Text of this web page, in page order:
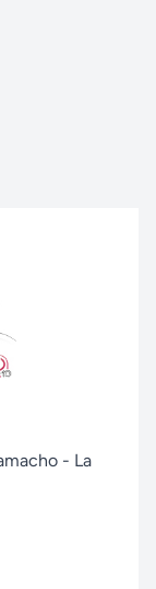
- La